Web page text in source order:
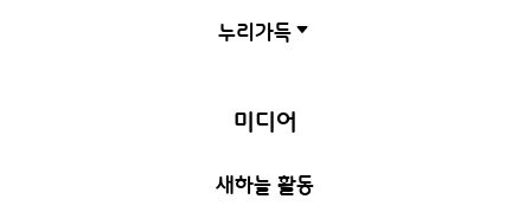
누리가득C
미디어
새하늘 활동